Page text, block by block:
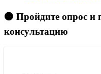
🟠 Пройдите опрос и
консультацию